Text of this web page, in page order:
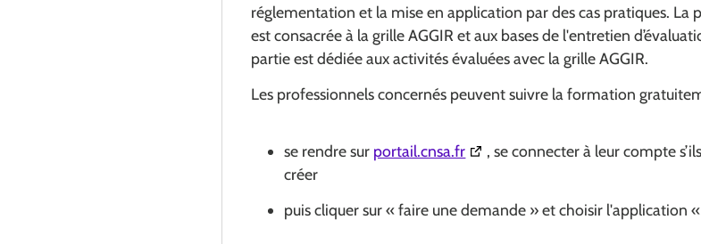
réglementation et la mise en application par des cas pratiques.
est consacrée à la grille AGGIR et aux bases de l'entretien
partie est dédiée aux activités évaluées avec la grille AGGIR.
Les professionnels concernés peuvent suivre la formation
se rendre sur portail.cnsa.fr(Ouverture dans une nouvelle
, se connecter à leur compte
créer
puis cliquer sur « faire une demande » et choisir l'application